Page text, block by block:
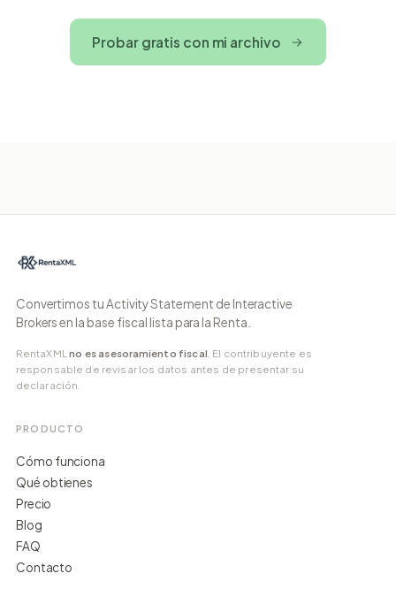
Probar gratis con mi archivo
Convertimos tu Activity Statement de Interactive
Brokers en la base fiscal lista para la Renta.
RentaXMLno es asesoramiento fiscal. El contribuyente es
responsable de revisar los datos antes de presentar su
declaración.
PRODUCTO
Cómo funciona
Qué obtienes
Precio
Blog
FAQ
Contacto